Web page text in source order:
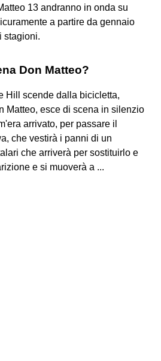
13 andranno in onda su
a partire da gennaio
stagioni.
Don Matteo?
Hill scende dalla bicicletta,
Matteo, esce di scena in silenzio
arrivato, per passare il
che vestirà i panni di un
che arriverà per sostituirlo e
e si muoverà a ...